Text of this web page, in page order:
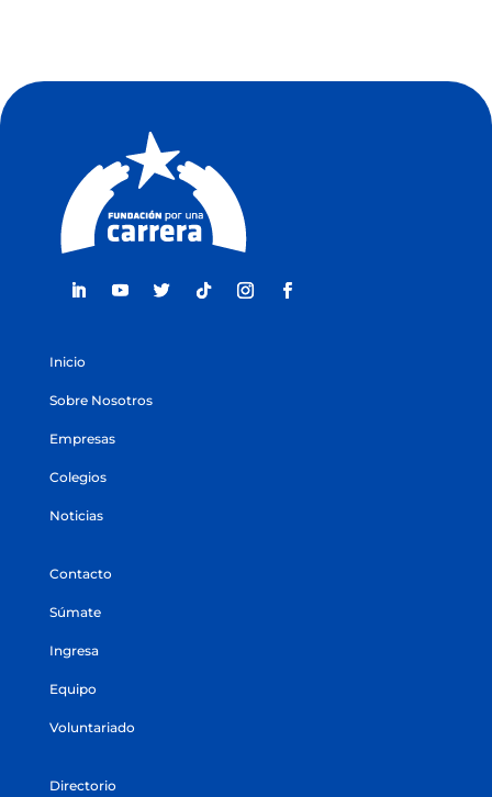
Inicio
Sobre Nosotros
Empresas
Colegios
Noticias
Contacto
Súmate
Ingresa
Equipo
Voluntariado
Directorio